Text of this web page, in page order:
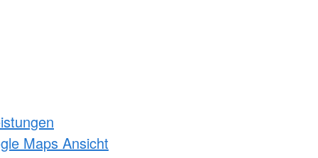
Maps Ansicht